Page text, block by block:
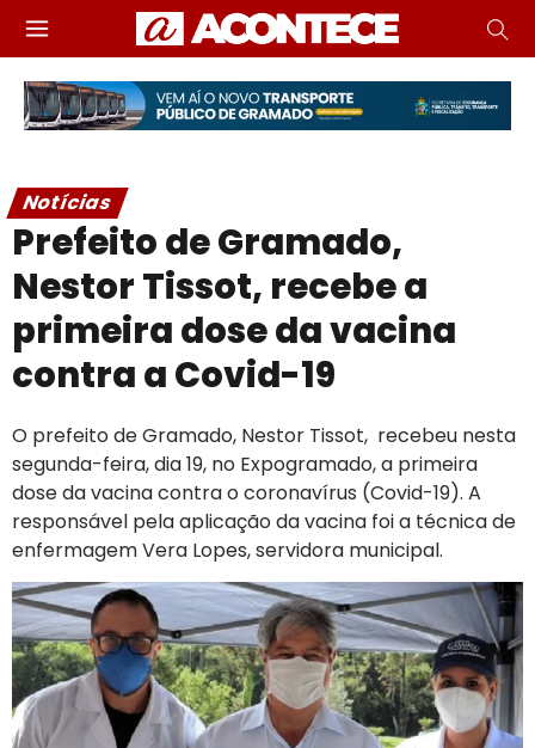
Notícias
Prefeito de Gramado,
Nestor Tissot, recebe a
primeira dose da vacina
contra a Covid-19
O prefeito de Gramado, Nestor Tissot, recebeu nesta
segunda-feira, dia 19, no Expogramado, a primeira
dose da vacina contra o coronavírus (Covid-19). A
responsável pela aplicação da vacina foi a técnica de
enfermagem Vera Lopes, servidora municipal.